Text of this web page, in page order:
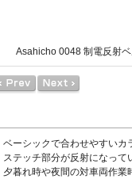
Asahicho 0048 制電反射
ベーシックで合わせやすいカ
ステッチ部分が反射になって
夕暮れ時や夜間の対車両作業